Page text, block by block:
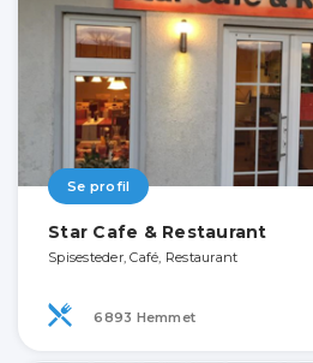
Se profil
Star Cafe & Restaurant
Spisesteder, Café, Restaurant
6893 Hemmet